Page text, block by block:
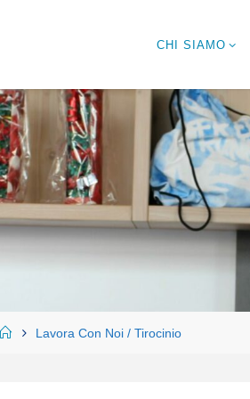
CHI SIAMO
HomeLavora Con Noi / Tirocinio